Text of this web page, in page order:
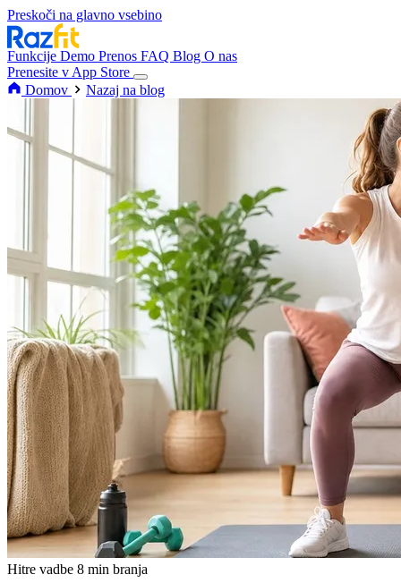
Preskoči na glavno vsebino
Funkcije Demo Prenos FAQ Blog O nas
Prenesite v App Store
Domov
Nazaj na blog
Hitre vadbe 8 min branja